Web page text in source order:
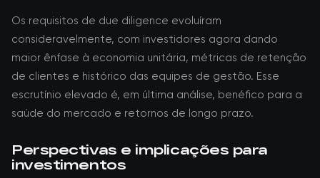
Os requisitos de due diligence evoluíram
consideravelmente, com investidores agora dando
maior ênfase à economia unitária, métricas de retenção
de clientes e histórico das equipes de gestão. Esse
escrutínio elevado é, em última análise, benéfico para a
saúde do mercado e retornos de longo prazo.
Perspectivas e implicações para
investimentos